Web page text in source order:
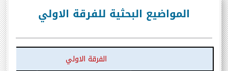
المواضيع البحثية للفرقة الاولي
الفرقة الاولي